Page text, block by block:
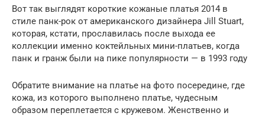
Вот так выглядят короткие кожаные платья 2014 в
стиле панк-рок от американского дизайнера Jill Stuart,
которая, кстати, прославилась после выхода ее
коллекции именно коктейльных мини-платьев, когда
панк и гранж были на пике популярности — в 1993 году
Обратите внимание на платье на фото посередине, где
кожа, из которого выполнено платье, чудесным
образом переплетается с кружевом. Женственно и